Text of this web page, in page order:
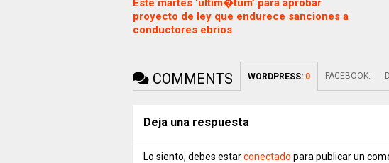
proyecto de ley que endurece sanciones a
conductores ebrios
COMMENTS WORDPRESS: 0 FACEBOOK:
Deja una respuesta
Lo siento, debes estarconectado para publicar un